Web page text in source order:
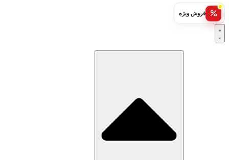
فروش ویژه